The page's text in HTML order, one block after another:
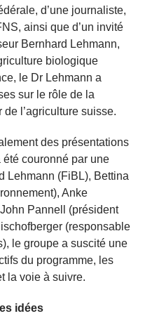
d’une journaliste,
ainsi que d’un invité
Bernhard Lehmann,
biologique
le Dr Lehmann a
sur le rôle de la
l’agriculture suisse.
des présentations
couronné par une
Lehmann (FiBL), Bettina
Anke
Pannell (président
(responsable
le groupe a suscité une
du programme, les
la voie à suivre.
idées